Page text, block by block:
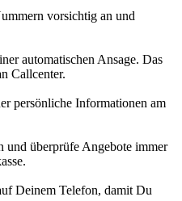
vorsichtig an und
automatischen Ansage. Das
Callcenter.
persönliche Informationen am
überprüfe Angebote immer
Deinem Telefon, damit Du